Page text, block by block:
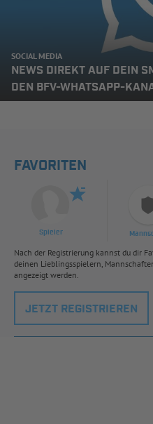
SOCIAL MEDIA
NEWS DIREKT AUF DEIN
DEN BFV-WHATSAPP-
FAVORITEN
Spieler
Nach der Registrierung kannst du dir
deinen Lieblingsspielern,
angezeigt werden.
JETZT REGISTRIEREN